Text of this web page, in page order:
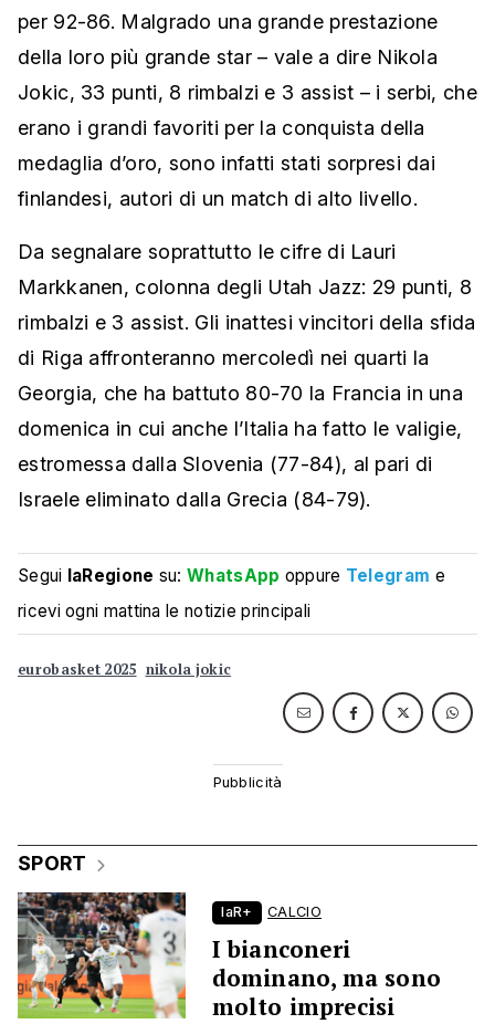
per 92-86. Malgrado una grande prestazione
della loro più grande star – vale a dire Nikola
Jokic, 33 punti, 8 rimbalzi e 3 assist – i serbi, che
erano i grandi favoriti per la conquista della
medaglia d’oro, sono infatti stati sorpresi dai
finlandesi, autori di un match di alto livello.
Da segnalare soprattutto le cifre di Lauri
Markkanen, colonna degli Utah Jazz: 29 punti, 8
rimbalzi e 3 assist. Gli inattesi vincitori della sfida
di Riga affronteranno mercoledì nei quarti la
Georgia, che ha battuto 80-70 la Francia in una
domenica in cui anche l’Italia ha fatto le valigie,
estromessa dalla Slovenia (77-84), al pari di
Israele eliminato dalla Grecia (84-79).
Segui laRegione su:WhatsApp oppure Telegram e
ricevi ogni mattina le notizie principali
eurobasket 2025 nikola jokic
SPORT
laR+ CALCIO
I bianconeri
dominano, ma sono
molto imprecisi